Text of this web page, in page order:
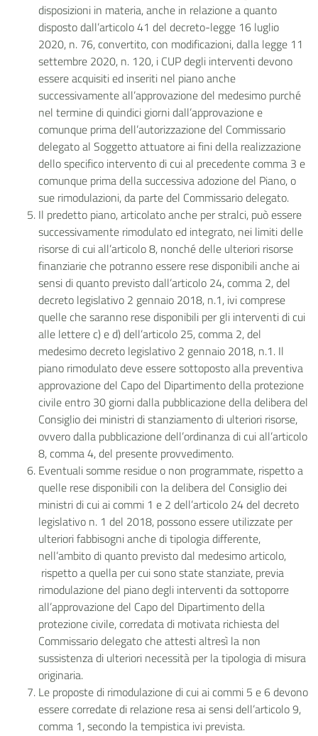
disposizioni in materia, anche in relazione a quanto
disposto dall’articolo 41 del decreto-legge 16 luglio
2020, n. 76, convertito, con modificazioni, dalla legge 11
settembre 2020, n. 120, i CUP degli interventi devono
essere acquisiti ed inseriti nel piano anche
successivamente all’approvazione del medesimo purché
nel termine di quindici giorni dall’approvazione e
comunque prima dell’autorizzazione del Commissario
delegato al Soggetto attuatore ai fini della realizzazione
dello specifico intervento di cui al precedente comma 3 e
comunque prima della successiva adozione del Piano, o
sue rimodulazioni, da parte del Commissario delegato.
Il predetto piano, articolato anche per stralci, può essere
successivamente rimodulato ed integrato, nei limiti delle
risorse di cui all’articolo 8, nonché delle ulteriori risorse
finanziarie che potranno essere rese disponibili anche ai
sensi di quanto previsto dall’articolo 24, comma 2, del
decreto legislativo 2 gennaio 2018, n.1, ivi comprese
quelle che saranno rese disponibili per gli interventi di cui
alle lettere c) e d) dell’articolo 25, comma 2, del
medesimo decreto legislativo 2 gennaio 2018, n.1. Il
piano rimodulato deve essere sottoposto alla preventiva
approvazione del Capo del Dipartimento della protezione
civile entro 30 giorni dalla pubblicazione della delibera del
Consiglio dei ministri di stanziamento di ulteriori risorse,
ovvero dalla pubblicazione dell’ordinanza di cui all’articolo
8, comma 4, del presente provvedimento.
Eventuali somme residue o non programmate, rispetto a
quelle rese disponibili con la delibera del Consiglio dei
ministri di cui ai commi 1 e 2 dell’articolo 24 del decreto
legislativo n. 1 del 2018, possono essere utilizzate per
ulteriori fabbisogni anche di tipologia differente,
nell’ambito di quanto previsto dal medesimo articolo,
rispetto a quella per cui sono state stanziate, previa
rimodulazione del piano degli interventi da sottoporre
all’approvazione del Capo del Dipartimento della
protezione civile, corredata di motivata richiesta del
Commissario delegato che attesti altresì la non
sussistenza di ulteriori necessità per la tipologia di misura
originaria.
Le proposte di rimodulazione di cui ai commi 5 e 6 devono
essere corredate di relazione resa ai sensi dell’articolo 9,
comma 1, secondo la tempistica ivi prevista.